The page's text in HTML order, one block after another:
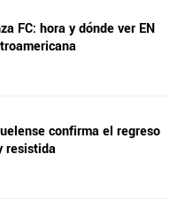
FC: hora y dónde ver EN
confirma el regreso
resistida